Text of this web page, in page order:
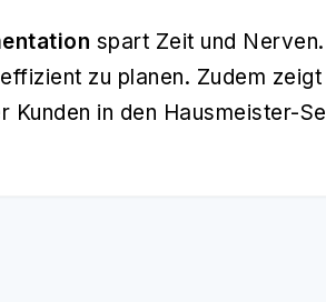
spart Zeit und
zu planen. Zudem
Kunden in den Hausmeister-